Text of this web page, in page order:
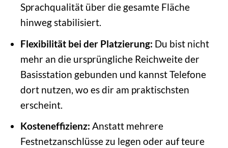
Sprachqualität über die gesamte Fläche
hinweg stabilisiert.
Flexibilität bei der Platzierung: Du bist nicht
mehr an die ursprüngliche Reichweite der
Basisstation gebunden und kannst Telefone
dort nutzen, wo es dir am praktischsten
erscheint.
Kosteneffizienz: Anstatt mehrere
Festnetzanschlüsse zu legen oder auf teure